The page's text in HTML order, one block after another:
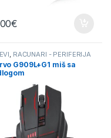
€
RAČUNARI - PERIFERIJA
G909L+G1 miš sa